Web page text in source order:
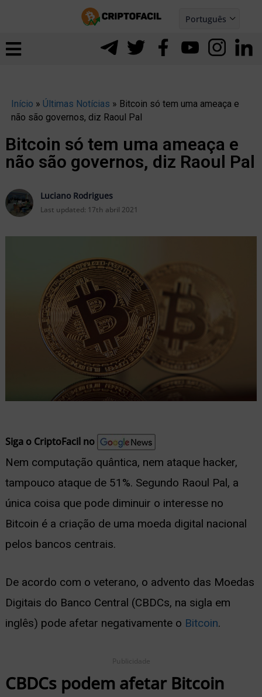
Português
Español
Início » Últimas Notícias » Bitcoin só tem uma ameaça e
não são governos, diz Raoul Pal
Bitcoin só tem uma ameaça e
não são governos, diz Raoul Pal
Luciano Rodrigues
Last updated: 17th abril 2021
Siga o CriptoFacil no
Nem computação quântica, nem ataque hacker,
tampouco ataque de 51%. Segundo Raoul Pal, a
única coisa que pode diminuir o interesse no
Bitcoin é a criação de uma moeda digital nacional
pelos bancos centrais.
De acordo com o veterano, o advento das Moedas
Digitais do Banco Central (CBDCs, na sigla em
inglês) pode afetar negativamente o Bitcoin.
Publicidade
CBDCs podem afetar Bitcoin